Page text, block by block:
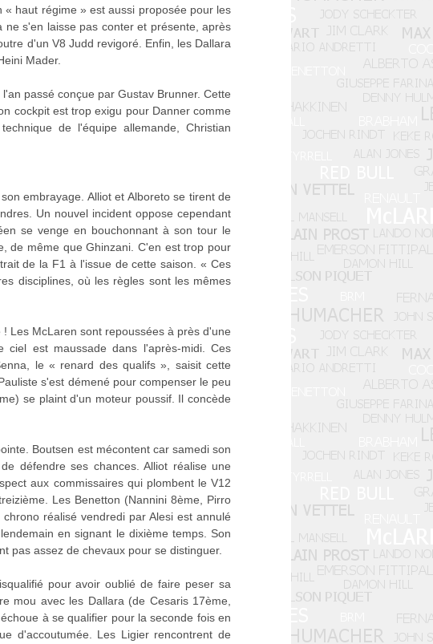
haut régime » est aussi proposée pour les
s'en laisse pas conter et présente, après
d'un V8 Judd revigoré. Enfin, les Dallara
Mader.
passé conçue par Gustav Brunner. Cette
cockpit est trop exigu pour Danner comme
de l'équipe allemande, Christian
embrayage. Alliot et Alboreto se tirent de
Un nouvel incident oppose cependant
se venge en bouchonnant à son tour le
de même que Ghinzani. C'en est trop pour
de la F1 à l'issue de cette saison. « Ces
disciplines, où les règles sont les mêmes
Les McLaren sont repoussées à près d'une
est maussade dans l'après-midi. Ces
le « renard des qualifs », saisit cette
s'est démené pour compenser le peu
se plaint d'un moteur poussif. Il concède
Boutsen est mécontent car samedi son
défendre ses chances. Alliot réalise une
aux commissaires qui plombent le V12
Les Benetton (Nannini 8ème, Pirro
réalisé vendredi par Alesi est annulé
en signant le dixième temps. Son
pas assez de chevaux pour se distinguer.
pour avoir oublié de faire peser sa
mou avec les Dallara (de Cesaris 17ème,
à se qualifier pour la seconde fois en
d'accoutumée. Les Ligier rencontrent de